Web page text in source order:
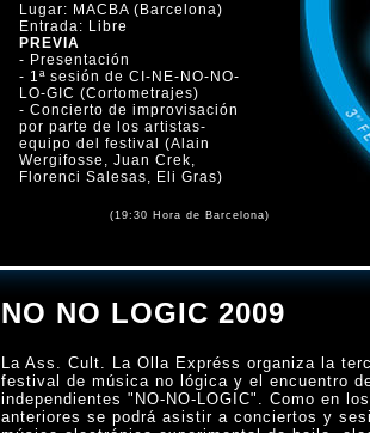
Lugar: MACBA (Barcelona)
Entrada: Libre
PREVIA
- Presentación
- 1ª sesión de CI-NE-NO-NO-
LO-GIC (Cortometrajes)
- Concierto de improvisación
por parte de los artistas-
equipo del festival (Alain
Wergifosse, Juan Crek,
Florenci Salesas, Eli Gras)
(19:30 Hora de Barcelona)
NO NO LOGIC 2009
La Ass. Cult. La Olla Expréss organiza la
festival de música no lógica y el encuentro
independientes "NO-NO-LOGIC". Como en
anteriores se podrá asistir a conciertos y